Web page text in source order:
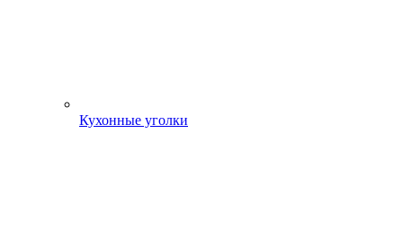
Кухонные уголки